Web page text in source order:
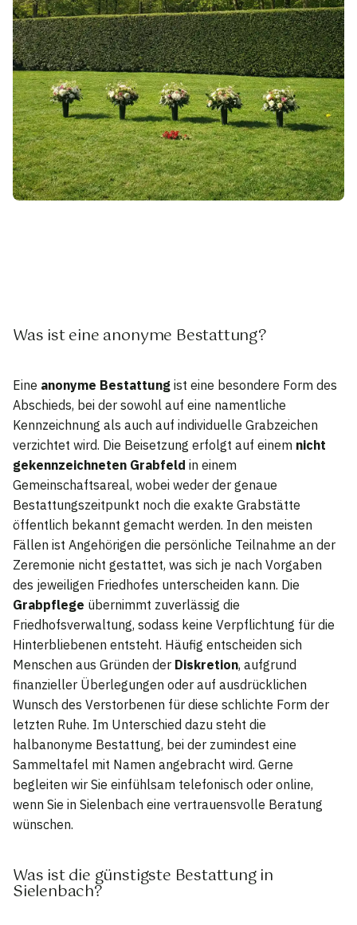
Was ist eine anonyme Bestattung?
Eine anonyme Bestattung ist eine besondere Form des
Abschieds, bei der sowohl auf eine namentliche
Kennzeichnung als auch auf individuelle Grabzeichen
verzichtet wird. Die Beisetzung erfolgt auf einem nicht
gekennzeichneten Grabfeld in einem
Gemeinschaftsareal, wobei weder der genaue
Bestattungszeitpunkt noch die exakte Grabstätte
öffentlich bekannt gemacht werden. In den meisten
Fällen ist Angehörigen die persönliche Teilnahme an der
Zeremonie nicht gestattet, was sich je nach Vorgaben
des jeweiligen Friedhofes unterscheiden kann. Die
Grabpflege übernimmt zuverlässig die
Friedhofsverwaltung, sodass keine Verpflichtung für die
Hinterbliebenen entsteht. Häufig entscheiden sich
Menschen aus Gründen der Diskretion, aufgrund
finanzieller Überlegungen oder auf ausdrücklichen
Wunsch des Verstorbenen für diese schlichte Form der
letzten Ruhe. Im Unterschied dazu steht die
halbanonyme Bestattung, bei der zumindest eine
Sammeltafel mit Namen angebracht wird. Gerne
begleiten wir Sie einfühlsam telefonisch oder online,
wenn Sie in Sielenbach eine vertrauensvolle Beratung
wünschen.
Was ist die günstigste Bestattung in
Sielenbach?